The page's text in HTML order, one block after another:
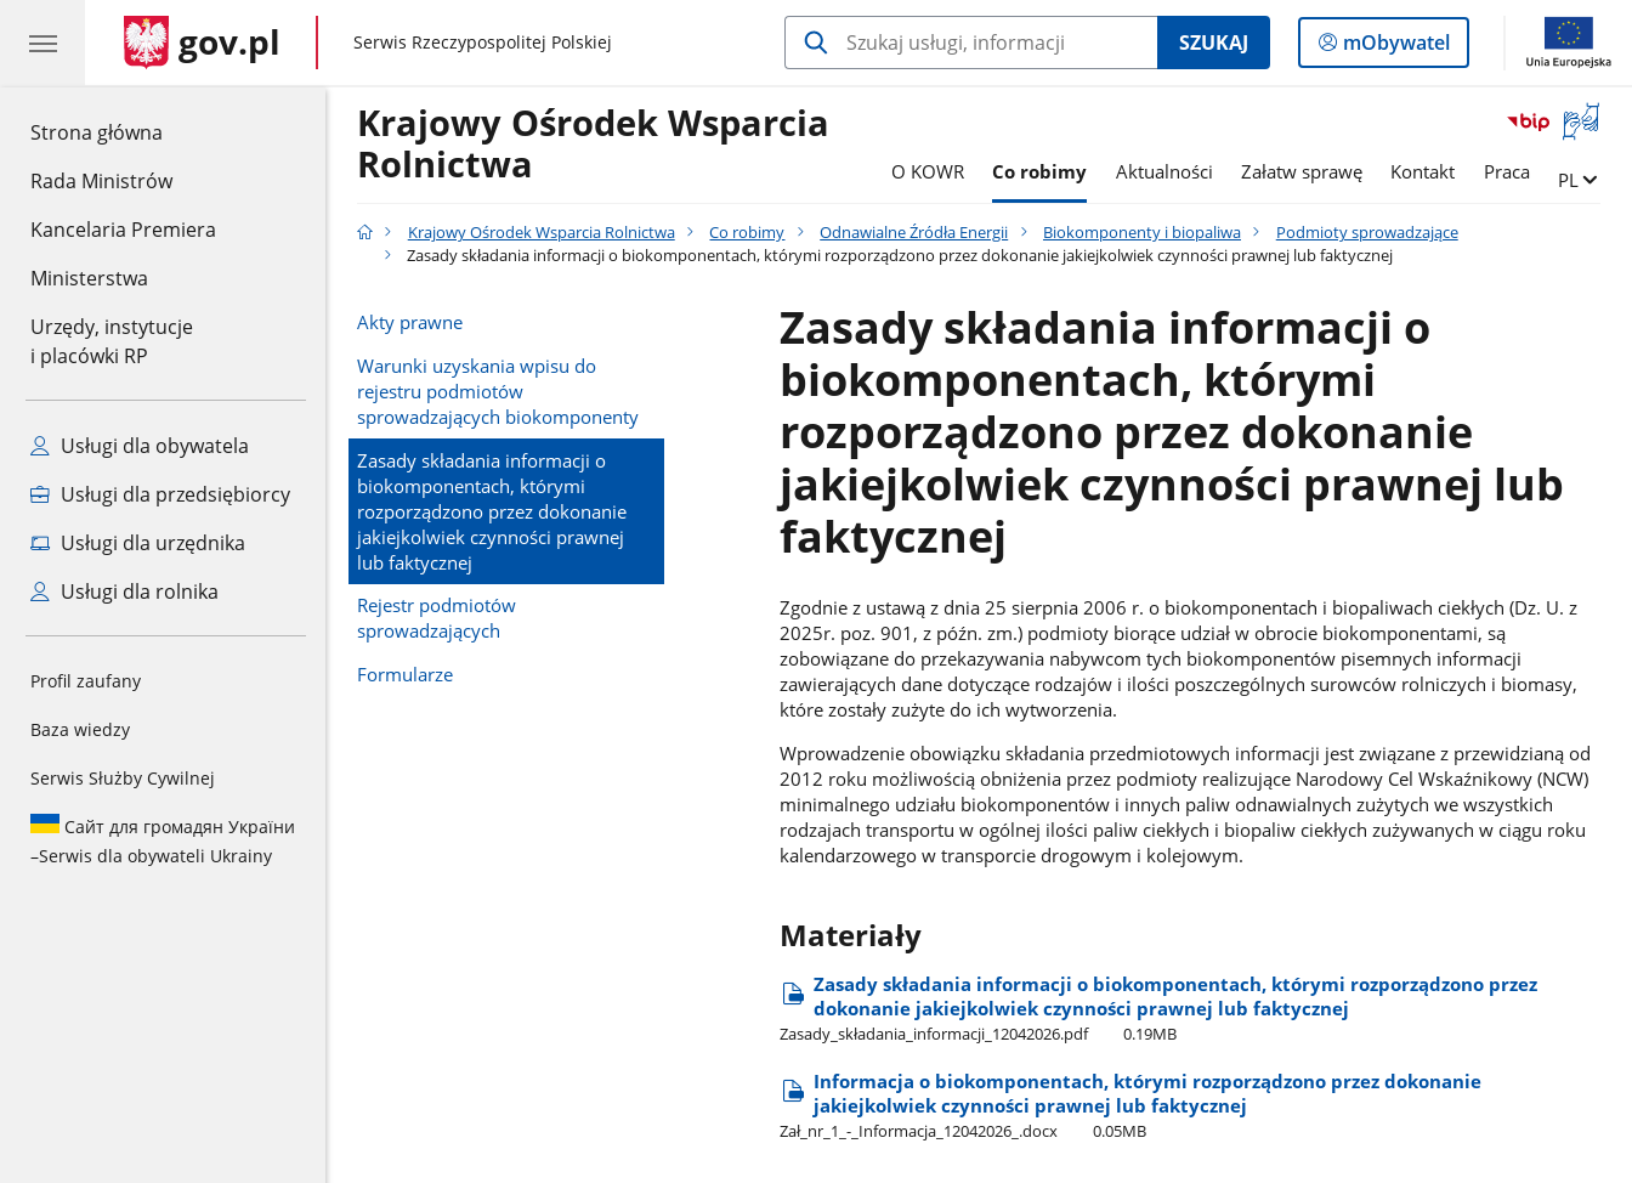
Strona główna
Rada Ministrów
Kancelaria Premiera
Ministerstwa
Urzędy, instytucje
i placówki RP
Usługi dla obywatela
Usługi dla przedsiębiorcy
Usługi dla urzędnika
Usługi dla rolnika
Profil zaufany
Baza wiedzy
Serwis Służby Cywilnej
Сайт для громадян України
–Serwis dla obywateli Ukrainy
gov.pl gov.pl
Serwis Rzeczypospolitej Polskiej SZUKAJ
Logowanie
do
mObywatel
Otwórz
okno
Krajowy Ośrodek Wsparcia
Rolnictwa
O KOWR Co robimy Aktualności Załatw sprawę Kontakt Praca Zmień
PL
Krajowy Ośrodek Wsparcia Rolnictwa Co robimy Odnawialne Źródła Energii Biokomponenty i biopaliwa
Podmioty sprowadzające
Zasady składania informacji o biokomponentach, którymi rozporządzono przez dokonanie jakiejkolwiek czynności prawnej lub faktycznej
Akty prawne
Warunki uzyskania wpisu do
rejestru podmiotów
sprowadzających biokomponenty
Zasady składania informacji o
biokomponentach, którymi
rozporządzono przez dokonanie
jakiejkolwiek czynności prawnej
lub faktycznej
Rejestr podmiotów
sprowadzających
Formularze
Zasady składania informacji o
biokomponentach, którymi
rozporządzono przez dokonanie
jakiejkolwiek czynności prawnej lub
faktycznej
Zgodnie z ustawą z dnia 25 sierpnia 2006 r. o biokomponentach i biopaliwach ciekłych (Dz. U. z
2025r. poz. 901, z późn. zm.) podmioty biorące udział w obrocie biokomponentami, są
zobowiązane do przekazywania nabywcom tych biokomponentów pisemnych informacji
zawierających dane dotyczące rodzajów i ilości poszczególnych surowców rolniczych i biomasy,
które zostały zużyte do ich wytworzenia.
Wprowadzenie obowiązku składania przedmiotowych informacji jest związane z przewidzianą od
2012 roku możliwością obniżenia przez podmioty realizujące Narodowy Cel Wskaźnikowy (NCW)
minimalnego udziału biokomponentów i innych paliw odnawialnych zużytych we wszystkich
rodzajach transportu w ogólnej ilości paliw ciekłych i biopaliw ciekłych zużywanych w ciągu roku
kalendarzowego w transporcie drogowym i kolejowym.
Materiały
Zasady składania informacji o biokomponentach, którymi rozporządzono przez
dokonanie jakiejkolwiek czynności prawnej lub faktycznej
Zasady​_składania​_informacji​_12042026.pdf 0.19MB
Informacja o biokomponentach, którymi rozporządzono przez dokonanie
jakiejkolwiek czynności prawnej lub faktycznej
Zał​_nr​_1​_-​_Informacja​_12042026​_.docx 0.05MB